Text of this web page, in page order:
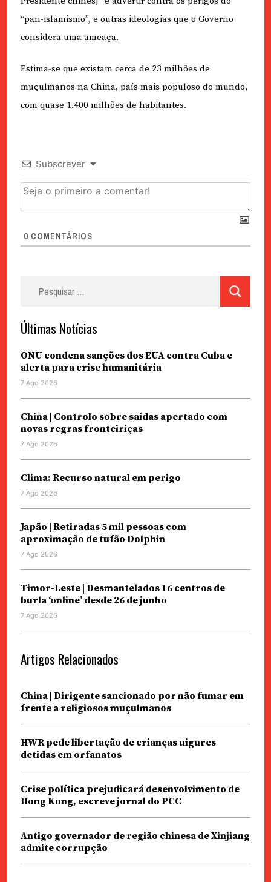
“pan-islamismo”, e outras ideologias que o Governo
considera uma ameaça.
Estima-se que existam cerca de 23 milhões de
muçulmanos na China, país mais populoso do mundo,
com quase 1.400 milhões de habitantes.
Subscrever
0 COMENTÁRIOS
Últimas Notícias
ONU condena sanções dos EUA contra Cuba e
alerta para crise humanitária
7 Ago 2026
China | Controlo sobre saídas apertado com
novas regras fronteiriças
7 Ago 2026
Clima: Recurso natural em perigo
7 Ago 2026
Japão | Retiradas 5 mil pessoas com
aproximação de tufão Dolphin
7 Ago 2026
Timor-Leste | Desmantelados 16 centros de
burla ‘online’ desde 26 de junho
7 Ago 2026
Artigos Relacionados
China | Dirigente sancionado por não fumar em
frente a religiosos muçulmanos
HWR pede libertação de crianças uigures
detidas em orfanatos
Crise política prejudicará desenvolvimento de
Hong Kong, escreve jornal do PCC
Antigo governador de região chinesa de Xinjiang
admite corrupção